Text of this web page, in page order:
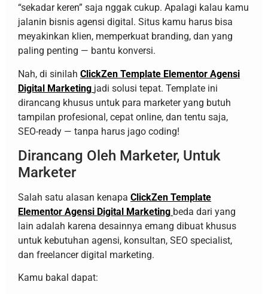
“sekadar keren” saja nggak cukup. Apalagi kalau kamu
jalanin bisnis agensi digital. Situs kamu harus bisa
meyakinkan klien, memperkuat branding, dan yang
paling penting — bantu konversi.
Nah, di sinilah ClickZen Template Elementor Agensi
Digital Marketing jadi solusi tepat. Template ini
dirancang khusus untuk para marketer yang butuh
tampilan profesional, cepat online, dan tentu saja,
SEO-ready — tanpa harus jago coding!
Dirancang Oleh Marketer, Untuk
Marketer
Salah satu alasan kenapa ClickZen Template
Elementor Agensi Digital Marketing beda dari yang
lain adalah karena desainnya emang dibuat khusus
untuk kebutuhan agensi, konsultan, SEO specialist,
dan freelancer digital marketing.
Kamu bakal dapat: